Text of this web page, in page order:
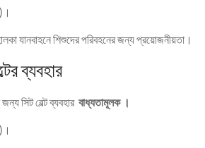
যানবাহনে শিশুদের পরিবহনের জন্য প্রয়োজনীয়তা।
ব্যবহার
সিট বেল্ট ব্যবহারবাধ্যতামূলক ।